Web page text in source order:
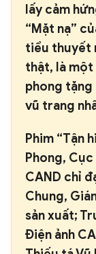
lấy cảm
“Mặt nạ”
tiểu thuyết
thật, là một
phong tặng
vũ trang
Phim “Tận
Phong,
CAND chỉ
Chung,
sản xuất;
Điện ảnh